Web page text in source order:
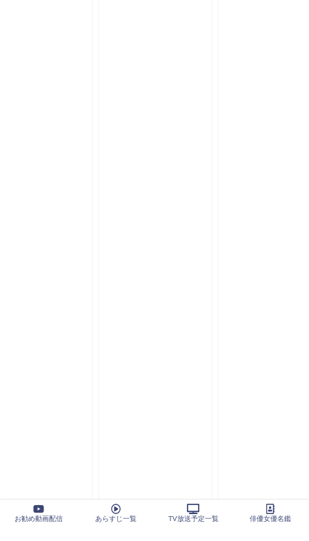
お勧め動画配信 あらすじ一覧 TV放送予定一覧 俳優女優名鑑